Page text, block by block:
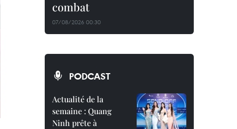
combat
07/08/2026 00:30
PODCAST
Actualité de la
semaine : Quang
Ninh prête à